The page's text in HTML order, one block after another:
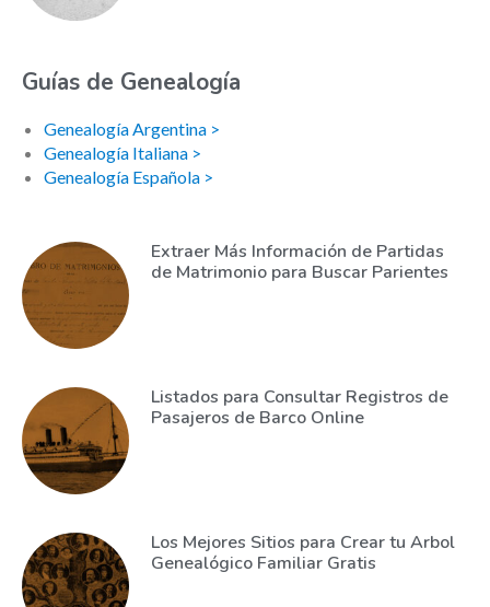
Guías de Genealogía
Genealogía Argentina >
Genealogía Italiana >
Genealogía Española >
Extraer Más Información de Partidas
de Matrimonio para Buscar Parientes
Listados para Consultar Registros de
Pasajeros de Barco Online
Los Mejores Sitios para Crear tu Arbol
Genealógico Familiar Gratis